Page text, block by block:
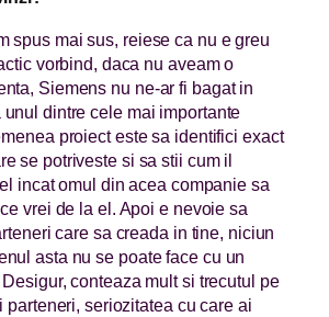
spus mai sus, reiese ca nu e greu
vorbind, daca nu aveam o
Siemens nu ne-ar fi bagat in
dintre cele mai importante
proiect este sa identifici exact
se potriveste si sa stii cum il
incat omul din acea companie sa
vrei de la el. Apoi e nevoie sa
care sa creada in tine, niciun
asta nu se poate face cu un
conteaza mult si trecutul pe
parteneri, seriozitatea cu care ai